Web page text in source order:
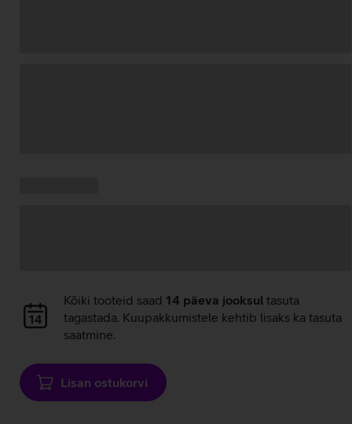
Andmete
laadimine
Kõiki tooteid saad 14 päeva jooksul tasuta
tagastada. Kuupakkumistele kehtib lisaks ka tasuta
saatmine.
Lisan ostukorvi